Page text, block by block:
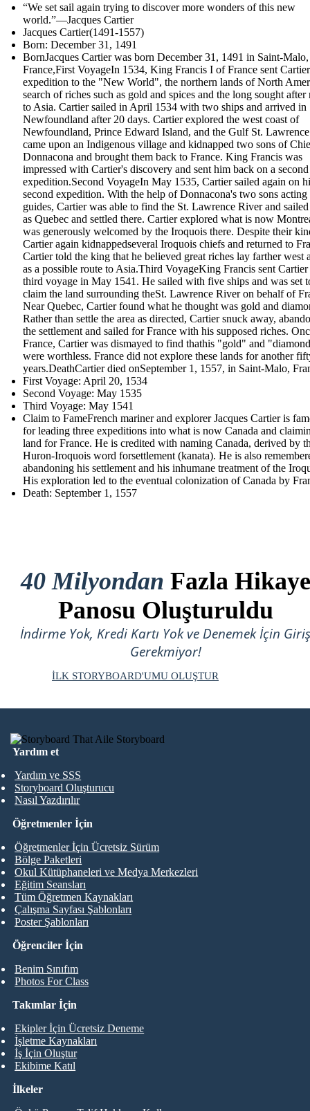
“We set sail again trying to discover more wonders of this new
world.”—Jacques Cartier
Jacques Cartier(1491-1557)
Born: December 31, 1491
BornJacques Cartier was born December 31, 1491 in Saint-Malo,
France,First VoyageIn 1534, King Francis I of France sent
expedition to the "New World", the northern lands of North
search of riches such as gold and spices and the long sought after
to Asia. Cartier sailed in April 1534 with two ships and arrived in
Newfoundland after 20 days. Cartier explored the west coast of
Newfoundland, Prince Edward Island, and the Gulf St.
came upon an Indigenous village and kidnapped two sons of
Donnacona and brought them back to France. King Francis was
impressed with Cartier's discovery and sent him back on a second
expedition.Second VoyageIn May 1535, Cartier sailed again on
second expedition. With the help of Donnacona's two sons acting
guides, Cartier was able to find the St. Lawrence River and sailed
as Quebec and settled there. Cartier explored what is now
was generously welcomed by the Iroquois there. Despite their
Cartier again kidnappedseveral Iroquois chiefs and returned to
Cartier told the king that he believed great riches lay farther west
as a possible route to Asia.Third VoyageKing Francis sent
third voyage in May 1541. He sailed with five ships and was set
claim the land surrounding theSt. Lawrence River on behalf of
Near Quebec, Cartier found what he thought was gold and
Rather than settle the area as directed, Cartier snuck away,
the settlement and sailed for France with his supposed riches.
France, Cartier was dismayed to find thathis "gold" and
were worthless. France did not explore these lands for another
years.DeathCartier died onSeptember 1, 1557, in Saint-Malo,
First Voyage: April 20, 1534
Second Voyage: May 1535
Third Voyage: May 1541
Claim to FameFrench mariner and explorer Jacques Cartier is
for leading three expeditions into what is now Canada and
land for France. He is credited with naming Canada, derived by
Huron-Iroquois word forsettlement (kanata). He is also
abandoning his settlement and his inhumane treatment of the
His exploration led to the eventual colonization of Canada by
Death: September 1, 1557
40 Milyondan Fazla Hikaye
Panosu Oluşturuldu
İndirme Yok, Kredi Kartı Yok ve Denemek İçin Giriş
Gerekmiyor!
İLK STORYBOARD'UMU OLUŞTUR
Yardım et
Yardım ve SSS
Storyboard Oluşturucu
Nasıl Yazdırılır
Öğrenciler İçin
Benim Sınıfım
Photos For Class
Öğretmenler İçin
Öğretmenler İçin Ücretsiz Sürüm
Bölge Paketleri
Okul Kütüphaneleri ve Medya Merkezleri
Eğitim Seansları
Tüm Öğretmen Kaynakları
Çalışma Sayfası Şablonları
Poster Şablonları
Takımlar İçin
Ekipler İçin Ücretsiz Deneme
İşletme Kaynakları
İş İçin Oluştur
Ekibime Katıl
İlkeler